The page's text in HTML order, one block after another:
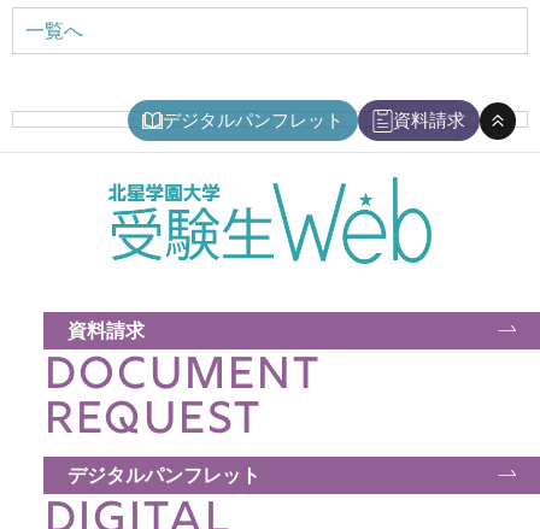
アクセス
サイトマップ
入試情報
入試イベント
キャンパスライフ
就職・キャリア
一覧へ
資料請求
DOCUMENT
REQUEST
デジタルパンフレット
デジタルパンフレット 資料請求